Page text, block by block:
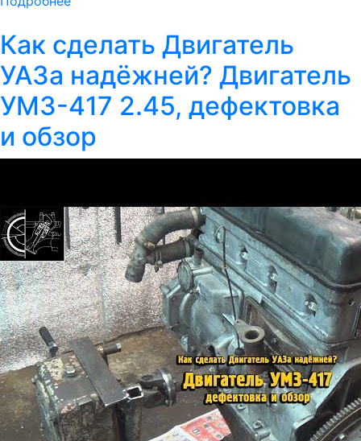
Как сделать Двигатель
УАЗа надёжней? Двигатель
УМЗ-417 2.45, дефектовка
и обзор